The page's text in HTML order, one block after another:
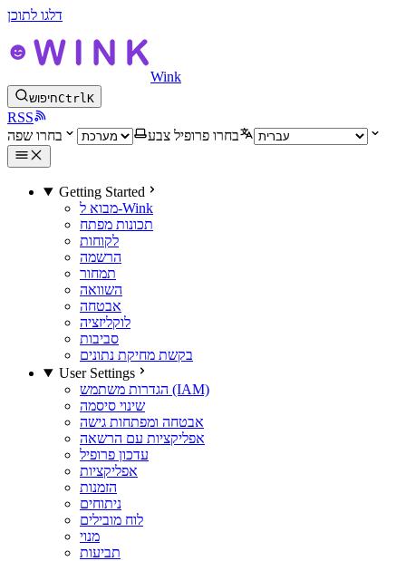
דלגו לתוכן
Wink
חיפושCtrlK
RSS
בחרו פרופיל צבע
בחרו שפה
Getting Started
מבוא ל-Wink
תכונות מפתח
לקוחות
הרשמה
תמחור
השוואה
אבטחה
לוקליזציה
סביבות
בקשת מחיקת נתונים
User Settings
הגדרות משתמש (IAM)
שינוי סיסמה
אבטחה ומפתחות גישה
אפליקציות עם הרשאה
עדכון פרופיל
אפליקציות
הזמנות
ניתוחים
לוח מובילים
מנוי
תביעות